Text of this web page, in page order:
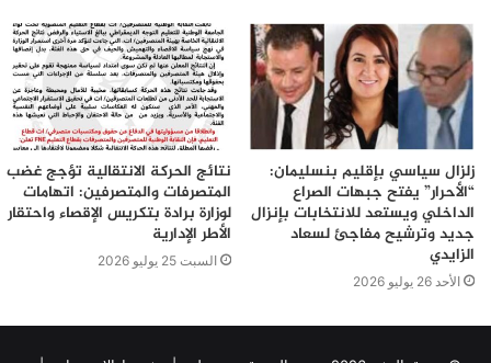
زلزال سياسي بإقليم بنسليمان:
“الأحرار” يفتح جبهات الصراع
الداخلي ويستعد للانتخابات بإنزال
جديد وترشيح مفاجئ لسعاد
الزايدي
الأحد 26 يوليو 2026
نتائج الحركة الانتقالية تؤجج غضب
المتصرفات والمتصرفين: اتهامات
لوزارة برادة بتكريس الإقصاء واحتقار
الأطر الإدارية
السبت 25 يوليو 2026